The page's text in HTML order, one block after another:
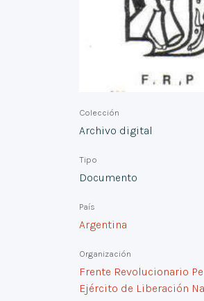
Colección
Archivo digital
Tipo
Documento
País
Argentina
Organización
Frente Revolucionario
Ejército de Liberación